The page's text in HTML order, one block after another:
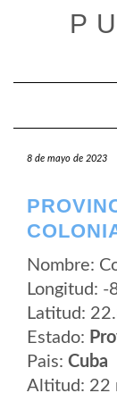
8 de mayo de 2023
Nombre:
Longitud:
Latitud:
Estado:
Pais: Cuba
Altitud: 22